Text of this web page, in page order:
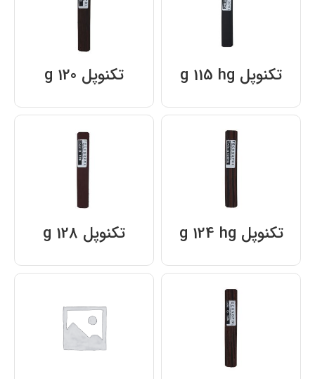
تکنوپل g 115 hg تکنوپل g 120
تکنوپل g 124 hg تکنوپل g 128